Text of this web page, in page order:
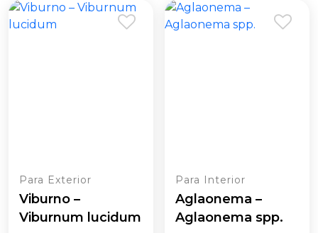
Para Exterior
Viburno –
Viburnum lucidum
Para Interior
Aglaonema –
Aglaonema spp.